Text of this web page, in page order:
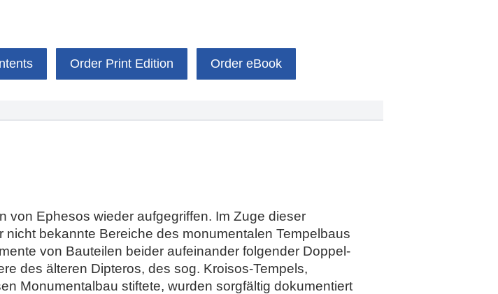
Order Print Edition Order eBook
von Ephesos wieder aufgegriffen. Im Zuge dieser
bekannte Bereiche des monumentalen Tempelbaus
von Bauteilen beider aufeinander folgender Doppel-
des älteren Dipteros, des sog. Kroisos-Tempels,
Monumentalbau stiftete, wurden sorgfältig dokumentiert